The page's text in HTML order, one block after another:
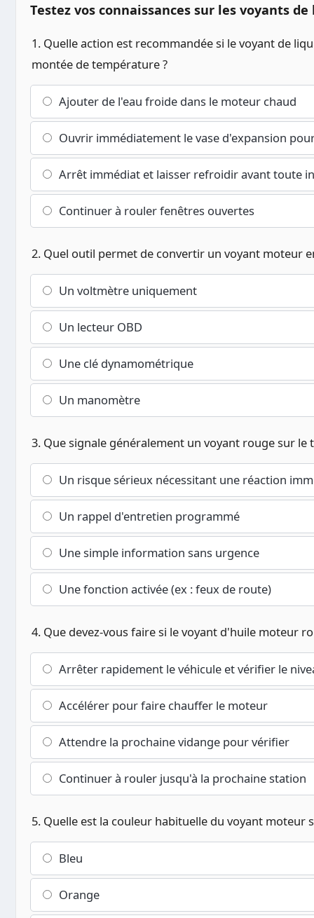
Testez vos connaissances sur les voyants de
1. Quelle action est recommandée si le voyant de
montée de température ?
Ajouter de l'eau froide dans le moteur chaud
Ouvrir immédiatement le vase d'expansion
Arrêt immédiat et laisser refroidir avant toute
Continuer à rouler fenêtres ouvertes
2. Quel outil permet de convertir un voyant moteur
Un voltmètre uniquement
Un lecteur OBD
Une clé dynamométrique
Un manomètre
3. Que signale généralement un voyant rouge sur le
Un risque sérieux nécessitant une réaction
Un rappel d'entretien programmé
Une simple information sans urgence
Une fonction activée (ex : feux de route)
4. Que devez-vous faire si le voyant d'huile moteur
Arrêter rapidement le véhicule et vérifier le
Accélérer pour faire chauffer le moteur
Attendre la prochaine vidange pour vérifier
Continuer à rouler jusqu'à la prochaine station
5. Quelle est la couleur habituelle du voyant moteur
Bleu
Orange